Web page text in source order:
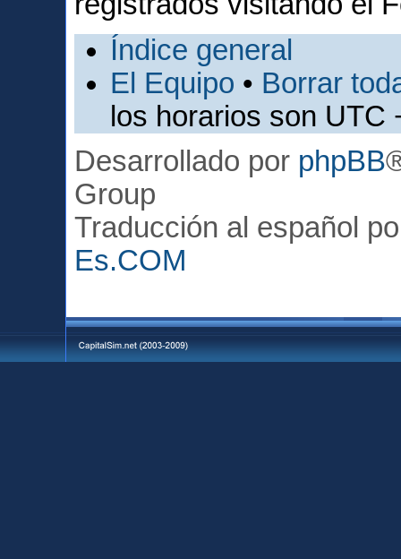
Índice general
El Equipo • Borrar
los horarios son UTC
Desarrollado por phpBB
Group
Traducción al español
Es.COM